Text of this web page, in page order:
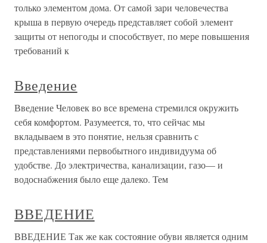
только элементом дома. От самой зари человечества
крыша в первую очередь представляет собой элемент
защиты от непогоды и способствует, по мере повышения
требований к
Введение
Введение Человек во все времена стремился окружить
себя комфортом. Разумеется, то, что сейчас мы
вкладываем в это понятие, нельзя сравнить с
представлениями первобытного индивидуума об
удобстве. До электричества, канализации, газо— и
водоснабжения было еще далеко. Тем
ВВЕДЕНИЕ
ВВЕДЕНИЕ Так же как состояние обуви является одним